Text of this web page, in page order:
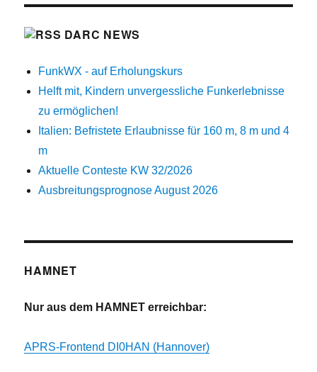
DARC NEWS
FunkWX - auf Erholungskurs
Helft mit, Kindern unvergessliche Funkerlebnisse
zu ermöglichen!
Italien: Befristete Erlaubnisse für 160 m, 8 m und 4
m
Aktuelle Conteste KW 32/2026
Ausbreitungsprognose August 2026
HAMNET
Nur aus dem HAMNET erreichbar:
APRS-Frontend DI0HAN (Hannover)